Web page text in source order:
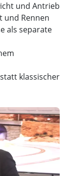
und Antrieb
und Rennen
als separate
klassischer